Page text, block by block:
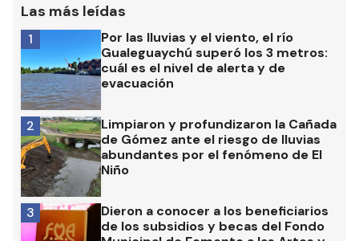
Las más leídas
Por las lluvias y el viento, el río
Gualeguaychú superó los 3 metros:
cuál es el nivel de alerta y de
evacuación
1
Limpiaron y profundizaron la Cañada
de Gómez ante el riesgo de lluvias
abundantes por el fenómeno de El
Niño
2
Dieron a conocer a los beneficiarios
de los subsidios y becas del Fondo
3